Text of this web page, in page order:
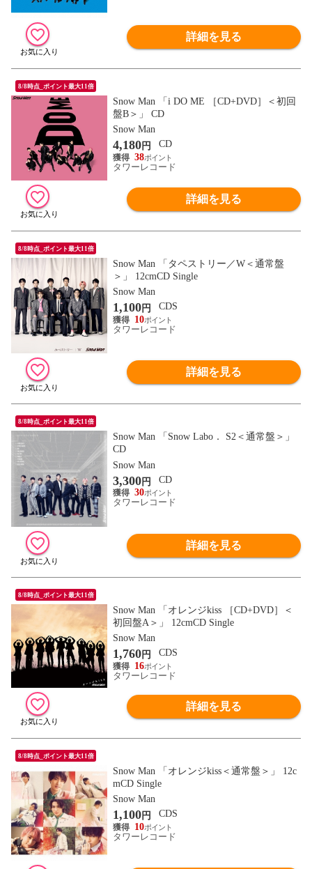
詳細を見る
8/8時点_ポイント最大11倍
Snow Man 「i DO ME ［CD+DVD］＜初回
盤B＞」 CD
Snow Man
4,180円
CD
38
タワーレコード
詳細を見る
8/8時点_ポイント最大11倍
Snow Man 「タペストリー／W＜通常盤
＞」 12cmCD Single
Snow Man
1,100円
CDS
10
タワーレコード
詳細を見る
8/8時点_ポイント最大11倍
Snow Man 「Snow Labo． S2＜通常盤＞」
CD
Snow Man
3,300円
CD
30
タワーレコード
詳細を見る
8/8時点_ポイント最大11倍
Snow Man 「オレンジkiss ［CD+DVD］＜
初回盤A＞」 12cmCD Single
Snow Man
1,760円
CDS
16
タワーレコード
詳細を見る
8/8時点_ポイント最大11倍
Snow Man 「オレンジkiss＜通常盤＞」 12c
mCD Single
Snow Man
1,100円
CDS
10
タワーレコード